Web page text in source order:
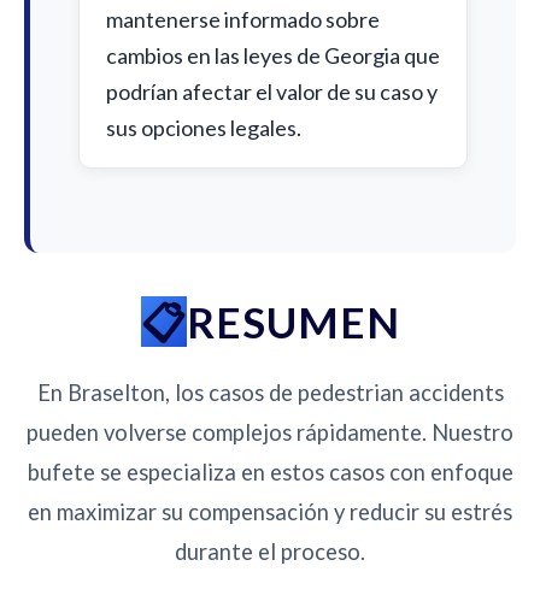
mantenerse informado sobre
cambios en las leyes de Georgia que
podrían afectar el valor de su caso y
sus opciones legales.
RESUMEN
En Braselton, los casos de pedestrian accidents
pueden volverse complejos rápidamente. Nuestro
bufete se especializa en estos casos con enfoque
en maximizar su compensación y reducir su estrés
durante el proceso.